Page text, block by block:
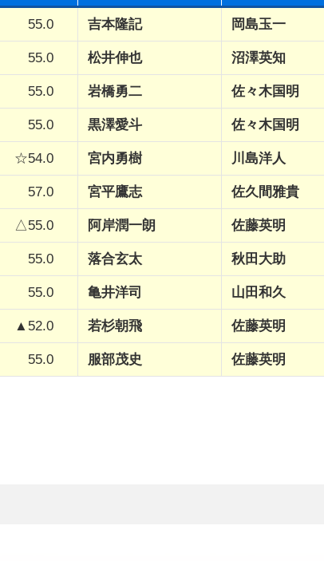
55.0 吉本隆記 岡島玉一
55.0 松井伸也 沼澤英知
55.0 岩橋勇二 佐々木国明
55.0 黒澤愛斗 佐々木国明
☆54.0 宮内勇樹 川島洋人
57.0 宮平鷹志 佐久間雅貴
△55.0 阿岸潤一朗 佐藤英明
55.0 落合玄太 秋田大助
55.0 亀井洋司 山田和久
▲52.0 若杉朝飛 佐藤英明
55.0 服部茂史 佐藤英明